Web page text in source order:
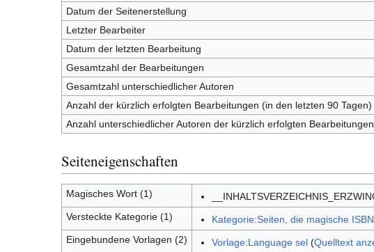
Datum der Seitenerstellung
Letzter Bearbeiter
Datum der letzten Bearbeitung
Gesamtzahl der Bearbeitungen
Gesamtzahl unterschiedlicher Autoren
Anzahl der kürzlich erfolgten Bearbeitungen (in den letzten 90 Tagen)
Anzahl unterschiedlicher Autoren der kürzlich erfolgten Bearbeitungen
Seiteneigenschaften
Magisches Wort (1)
Versteckte Kategorie (1)
Kategorie:Seiten, die magische
Eingebundene Vorlagen (2)
Vorlage:Language sel(Quelltext